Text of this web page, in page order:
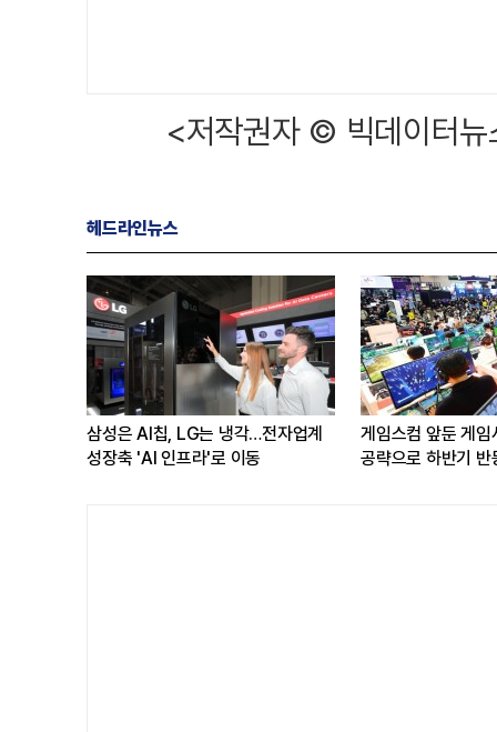
<저작권자 © 빅데이터
헤드라인뉴스
삼성은 AI칩, LG는 냉각…전자업계
성장축 'AI 인프라'로 이동
게임스컴 앞둔 게
공략으로 하반기 반